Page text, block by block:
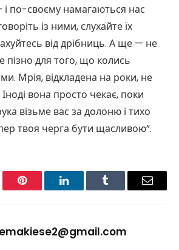
і по-своєму намагаються нас
із ними, слухайте їх
від дрібниць. А ще — не
для того, що колись
Мрія, відкладена на роки, не
вона просто чекає, поки
візьме вас за долоню і тихо
твоя черга бути щасливою”.
Pinterest LinkedInTumblr Email